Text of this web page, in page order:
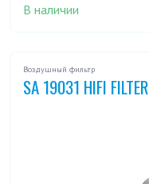
В наличии
Воздушный фильтр
SA 19031 HIFI FILTER